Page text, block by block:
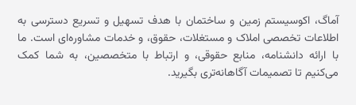
آماگ، اکوسیستم زمین و ساختمان با هدف تسهیل و تسریع دسترسی به
اطلاعات تخصصی املاک و مستغلات، حقوق، و خدمات مشاوره‌ای است. ما
با ارائه دانشنامه، منابع حقوقی، و ارتباط با متخصصین، به شما کمک
می‌کنیم تا تصمیمات آگاهانه‌تری بگیرید.